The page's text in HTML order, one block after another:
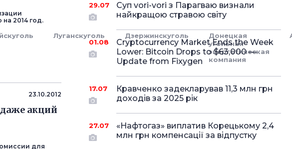
2014 год.
Луганскуголь Дзержинскуголь
Донецкая
угольная
энергетическая
компания
23.10.2012
акций
для
29.07
Суп vori-vori з Парагваю визнали
найкращою стравою світу
01.08
Cryptocurrency Market Ends the Week
Lower: Bitcoin Drops to $63,000 —
Update from Fixygen
17.07
Кравченко задекларував 11,3 млн грн
доходів за 2025 рік
27.07
«Нафтогаз» виплатив Корецькому 2,4
млн грн компенсації за відпустку